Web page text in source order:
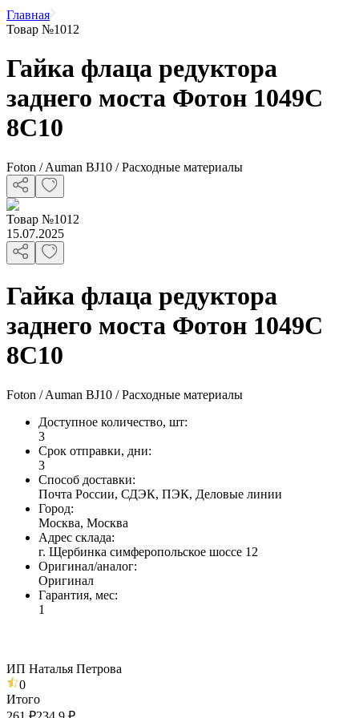
Главная
Товар №1012
Гайка флаца редуктора
заднего моста Фотон 1049C
8C10
Foton / Auman BJ10 / Расходные материалы
Товар №1012
15.07.2025
Гайка флаца редуктора
заднего моста Фотон 1049C
8C10
Foton / Auman BJ10 / Расходные материалы
Доступное количество, шт:
3
Срок отправки, дни:
3
Способ доставки:
Почта России, СДЭК, ПЭК, Деловые линии
Город:
Москва, Москва
Адрес склада:
г. Щербинка симферопольское шоссе 12
Оригинал/аналог:
Оригинал
Гарантия, мес:
1
ИП Наталья Петрова
0
Итого